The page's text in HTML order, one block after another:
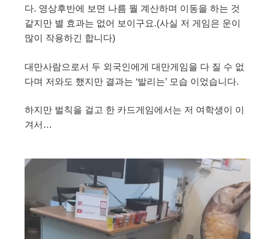
다. 영상후반에 보면 나름 뭘 계산하며 이동을 하는 것
같지만 별 효과는 없어 보이구요.(사실 저 게임은 운이
많이 작용하긴 합니다)
대만사람으로서 두 외국인에게 대만게임을 다 질 수 없
다며 저와도 했지만 결과는 ‘발리는’ 모습 이었습니다.
하지만 벌칙을 걸고 한 카드게임에서는 저 여학생이 이
겨서…